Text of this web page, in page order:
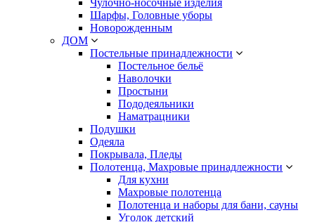
Чулочно-носочные изделия
Шарфы, Головные уборы
Новорожденным
ДОМ
Постельные принадлежности
Постельное бельё
Наволочки
Простыни
Пододеяльники
Наматрацники
Подушки
Одеяла
Покрывала, Пледы
Полотенца, Махровые принадлежности
Для кухни
Махровые полотенца
Полотенца и наборы для бани, сауны
Уголок детский